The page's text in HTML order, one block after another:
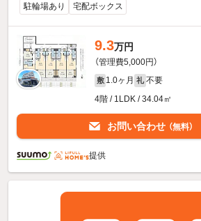
駐輪場あり 宅配ボックス
9.3万円
（管理費5,000円）
敷 1.0ヶ月 礼 不要
4階 / 1LDK / 34.04㎡
お問い合わせ （無料）
提供